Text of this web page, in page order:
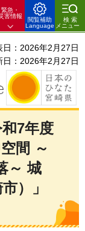
緊急・
害情報
閲覧補助
Language
検索
メニュー
日：2026年2月27日
日：2026年2月27日
7年度
間 ～
～ 城
）」